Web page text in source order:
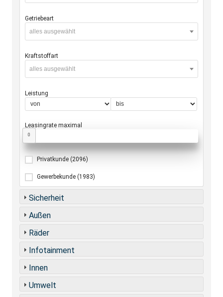
Getriebeart
alles ausgewählt
Kraftstoffart
alles ausgewählt
Leistung
Leasingrate maximal
0
Privatkunde (2096)
Gewerbekunde (1983)
Sicherheit
Außen
Räder
Infotainment
Innen
Umwelt